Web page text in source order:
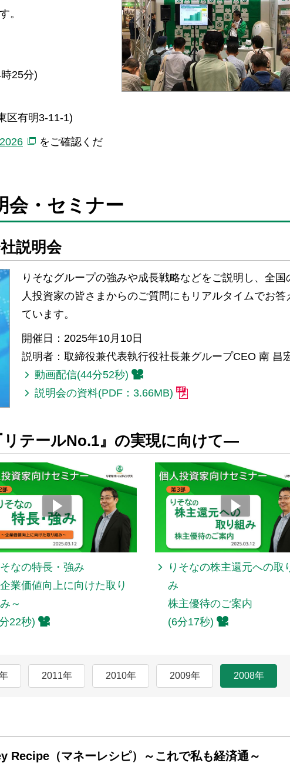
。
25分)
区有明3-11-1)
をご確認くだ
会・セミナー
説明会
りそなグループの強みや成長戦略などをご説明し、全国
人投資家の皆さまからのご質問にもリアルタイムでお答
ています。
開催日：2025年10月10日
説明者：取締役兼代表執行役社長兼グループCEO 南 昌
動画配信(44分52秒)
説明会の資料(PDF：3.66MB)
テールNo.1』の実現に向けて―
そなの特長・強み
業価値向上に向けた取り
～
22秒)
りそなの株主還元への取
み
株主優待のご案内
(6分17秒)
2011年 2010年 2009年 2008年
Recipe（マネーレシピ）～これで私も経済通～